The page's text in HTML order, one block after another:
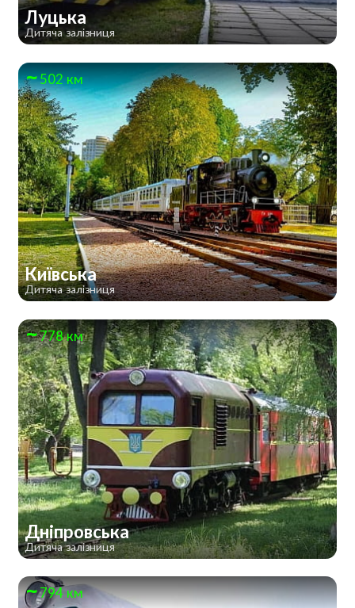
Луцька
Дитяча залізниця
502 км
Київська
Дитяча залізниця
778 км
Дніпровська
Дитяча залізниця
794 км